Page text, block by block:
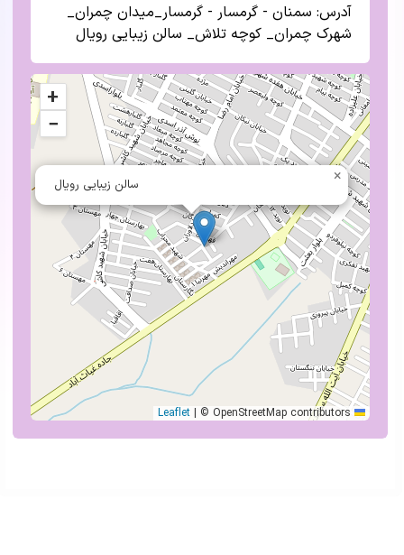
آدرس: سمنان - گرمسار - گرمسار_میدان چمران_
شهرک چمران_ کوچه تلاش_ سالن زیبایی رویال
سالن زیبایی رویال ×
+
−
| © OpenStreetMap contributors